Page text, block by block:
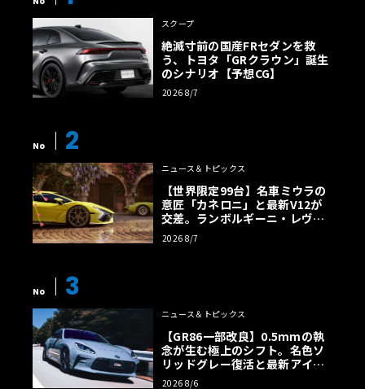
スクープ
絶滅寸前の国産FRセダンを救
う、トヨタ「GRクラウン」誕生
のシナリオ【予想CG】
2026 8/7
No 2
ニュース＆トピックス
【世界限定99台】名車ミウラの
意匠「カネロニ」と最新V12が
交差。ランボルギーニ・レヴエ
ルトに60周年記念車が登場
2026 8/7
No 3
ニュース＆トピックス
【GR86一部改良】0.5mmの執
念が生む極上のシフト。名色ソ
リッドグレー復活と最新アイサ
イトでFRの極みへ
2026 8/6